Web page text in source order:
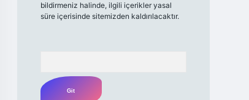
bildirmeniz halinde, ilgili içerikler yasal
süre içerisinde sitemizden kaldırılacaktır.